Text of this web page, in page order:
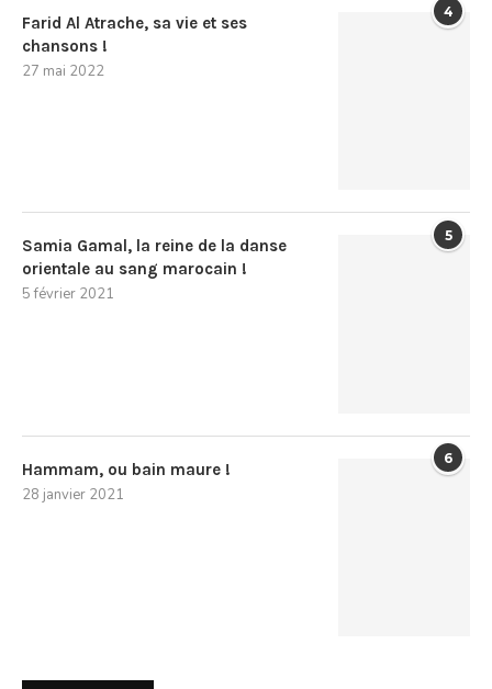
4
Farid Al Atrache, sa vie et ses
chansons !
27 mai 2022
5
Samia Gamal, la reine de la danse
orientale au sang marocain !
5 février 2021
6
Hammam, ou bain maure !
28 janvier 2021